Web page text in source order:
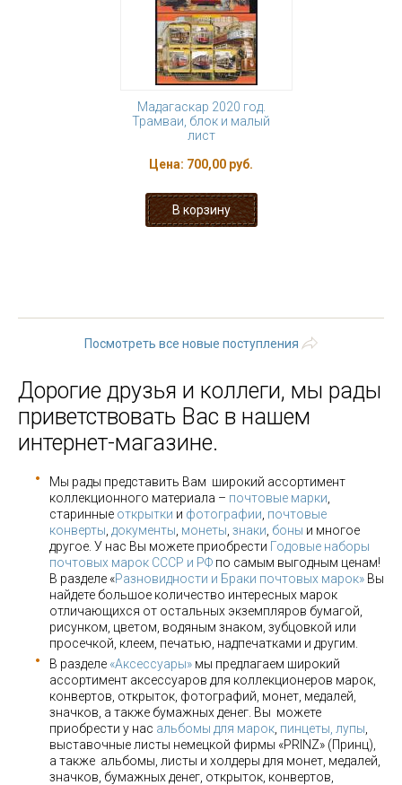
Мадагаскар 2020 год.
Трамваи, блок и малый
лист
Цена: 700,00 руб.
Посмотреть все новые поступления
Дорогие друзья и коллеги, мы рады
приветствовать Вас в нашем
интернет-магазине.
Мы рады представить Вам широкий ассортимент
коллекционного материала – почтовые марки
старинные открытки и фотографии почтовые
конверты документы монеты знаки боны и многое
другое. У нас Вы можете приобрести Годовые наборы
почтовых марок СССР и РФ по самым выгодным ценам!
В разделе «Разновидности и Браки почтовых марок» Вы
найдете большое количество интересных марок
отличающихся от остальных экземпляров бумагой,
рисунком, цветом, водяным знаком, зубцовкой или
просечкой, клеем, печатью, надпечатками и другим.
В разделе «Аксессуары» мы предлагаем широкий
ассортимент аксессуаров для коллекционеров марок,
конвертов, открыток, фотографий, монет, медалей,
значков, а также бумажных денег. Вы можете
приобрести у нас альбомы для марок пинцеты, лупы
выставочные листы немецкой фирмы «PRINZ» (Принц),
а также альбомы, листы и холдеры для монет, медалей,
значков, бумажных денег, открыток, конвертов,